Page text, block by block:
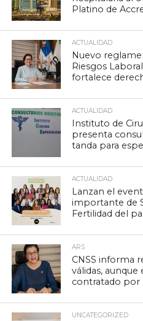
Platino de
ACTUALIDAD
Nuevo
Riesgos
fortalece
ACTUALIDAD
Instituto de
presenta
tanda para
ACTUALIDAD
Lanzan el
importante de
Fertilidad del
ARS
CNSS informa
válidas,
contratado por
UNCATEGORIZED